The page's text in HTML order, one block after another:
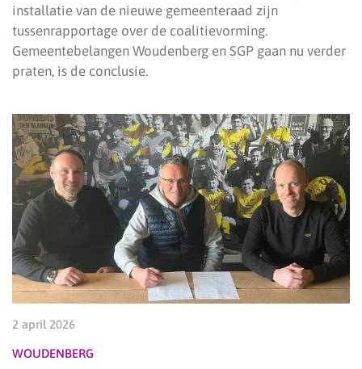
installatie van de nieuwe gemeenteraad zijn
tussenrapportage over de coalitievorming.
Gemeentebelangen Woudenberg en SGP gaan nu verder
praten, is de conclusie.
2 april 2026
WOUDENBERG